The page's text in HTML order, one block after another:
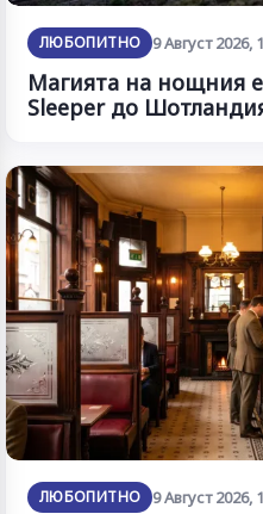
ЛЮБОПИТНО 9 Август 2026,
Магията на нощния
Sleeper до
ЛЮБОПИТНО 9 Август 2026,